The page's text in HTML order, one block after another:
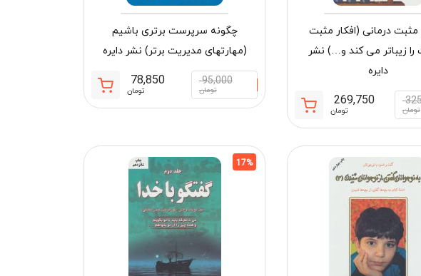
مثبت درمانی (افکار مثبت
زیباتر می کند و…) نشر
دایره
تومان
اصلی:
325,000 تومان
بود.
269,750
تومان
فعلی:
چگونه سرپرست برتری باشیم
(مهارتهای مدیریت برتر) نشر دایره
95,000
تومان
اصلی:
78,850
تومان
فعلی:
17%